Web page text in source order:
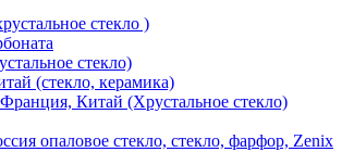
стекло )
стекло)
(стекло, керамика)
Китай (Хрустальное стекло)
опаловое стекло, стекло, фарфор, Zenix